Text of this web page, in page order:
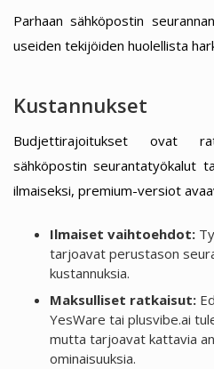
Parhaan sähköpostin
useiden tekijöiden huolellista
Kustannukset
Budjettirajoitukset ovat
sähköpostin seurantatyökalut
ilmaiseksi, premium-versiot
Ilmaiset vaihtoehdot:
tarjoavat perustason
kustannuksia.
Maksulliset ratkaisut:
YesWare tai plusvibe.ai
mutta tarjoavat kattavia
ominaisuuksia.